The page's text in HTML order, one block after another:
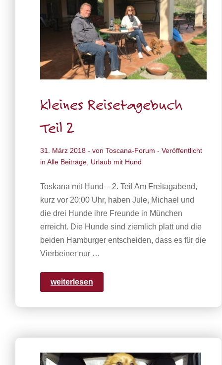
Kleines Reisetagebuch
Teil 2
31. März 2018 - von Toscana-Forum - Veröffentlicht
in Alle Beiträge, Urlaub mit Hund
Toskana mit Hund – 2. Teil Am Freitagabend,
kurz vor 20:00 Uhr, haben Jule, Michael und
die drei Hunde ihre Freunde in München
erreicht. Die Hunde sind ziemlich platt und die
beiden Hamburger entscheiden, dass es für die
Vierbeiner nur …
weiterlesen